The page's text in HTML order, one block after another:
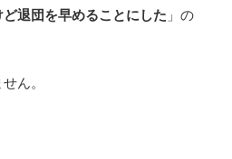
ど退団を早めることにした 」の
ん。